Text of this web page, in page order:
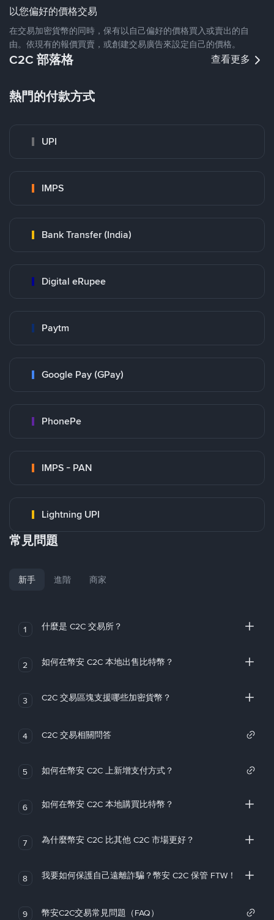
以您偏好的價格交易
在交易加密貨幣的同時，保有以自己偏好的價格買入或賣出的自
由。依現有的報價買賣，或創建交易廣告來設定自己的價格。
C2C 部落格 查看更多
熱門的付款方式
UPI
IMPS
Bank Transfer (India)
Digital eRupee
Paytm
Google Pay (GPay)
PhonePe
IMPS - PAN
Lightning UPI
常見問題
新手 進階 商家
1 什麼是 C2C 交易所？
2 如何在幣安 C2C 本地出售比特幣？
3 C2C 交易區塊支援哪些加密貨幣？
4 C2C 交易相關問答
5 如何在幣安 C2C 上新增支付方式？
6 如何在幣安 C2C 本地購買比特幣？
7 為什麼幣安 C2C 比其他 C2C 市場更好？
8 我要如何保護自己遠離詐騙？幣安 C2C 保管 FTW！
9 幣安C2C交易常見問題（FAQ）